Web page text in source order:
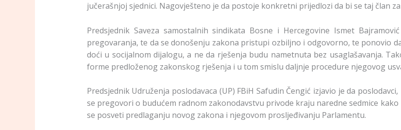
jučerašnjoj sjednici. Nagovješteno je da postoje konkretni prijedlozi da bi se taj član
Predsjednik Saveza samostalnih sindikata Bosne i Hercegovine Ismet
pregovaranja, te da se donošenju zakona pristupi ozbiljno i odgovorno, te ponovio
doći u socijalnom dijalogu, a ne da rješenja budu nametnuta bez usaglašavanja.
forme predloženog zakonskog rješenja i u tom smislu daljnje procedure njegovog
Predsjednik Udruženja poslodavaca (UP) FBiH Safudin Čengić izjavio je da
se pregovori o budućem radnom zakonodavstvu privode kraju naredne sedmice
se posveti predlaganju novog zakona i njegovom prosljeđivanju Parlamentu.